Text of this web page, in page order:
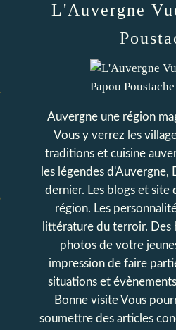
L'Auvergne
Auvergne une région
Vous y verrez les
traditions et cuisine
les légendes d'Auvergne,
dernier. Les blogs et
région. Les
littérature du terroir. Des
photos de votre
impression de faire
situations et
Bonne visite Vous
soumettre des articles